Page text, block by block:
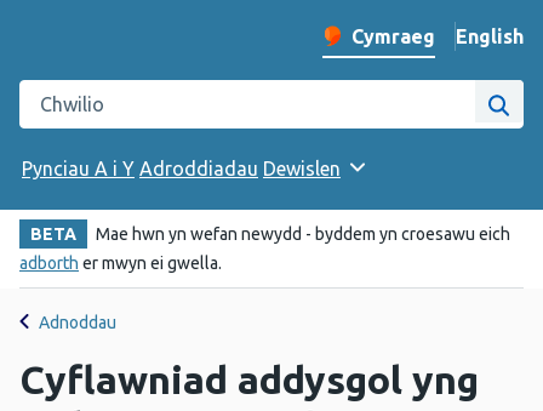
Newid iaith y wefan
Cymraeg English
–
Chwilio gwefan Iechyd Cyhoeddus Cymru
Pynciau A i Y Adroddiadau Dewislen
BETA
Mae hwn yn wefan newydd - byddem yn croesawu eich
adborth er mwyn ei gwella.
Adnoddau
Cyflawniad addysgol yng